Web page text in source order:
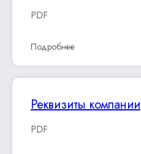
PDF
Подробнее
Реквизиты компании
PDF